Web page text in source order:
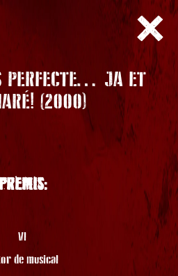
PERFECTE… JA ET
(2000)
PREMIS:
VI
de musical